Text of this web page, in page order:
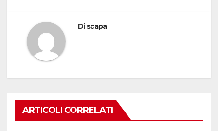
Di scapa
ARTICOLI CORRELATI